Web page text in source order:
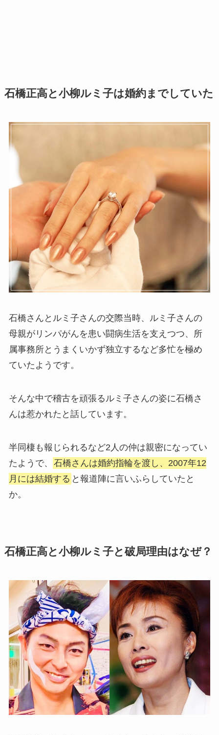
石橋正高と小柳ルミ子は婚約までしていた
石橋さんとルミ子さんの交際当時、ルミ子さんの
母親がリンパがんを患い闘病生活を支えつつ、所
属事務所とうまくいかず独立するなど多忙を極め
ていたようです。
そんな中で稽古を頑張るルミ子さんの姿に石橋さ
んは惹かれたと話しています。
半同棲も報じられるなど2人の仲は親密になってい
たようで、
石橋さんは婚約指輪を渡し、2007年12
月には結婚する と報道陣に言いふらしていたと
か。
石橋正高と小柳ルミ子と破局理由はなぜ？